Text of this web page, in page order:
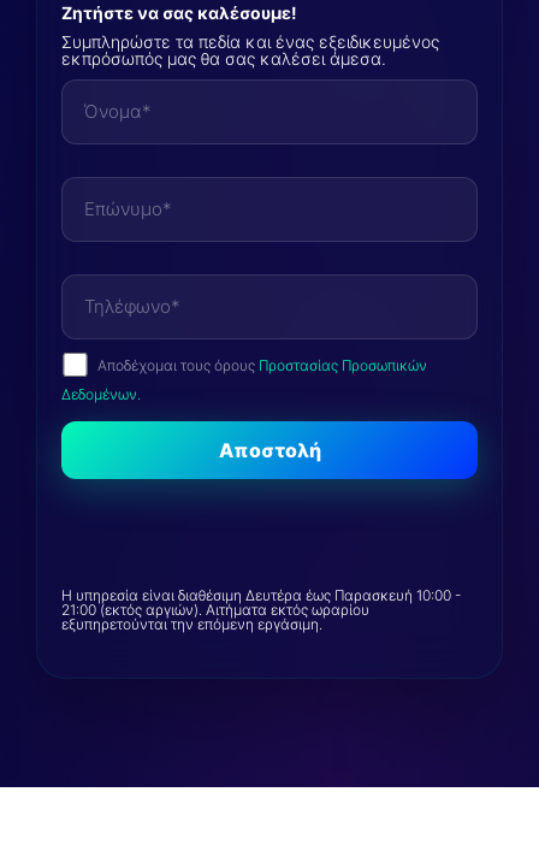
Ζητήστε να σας καλέσουμε!
Συμπληρώστε τα πεδία και ένας εξειδικευμένος
εκπρόσωπός μας θα σας καλέσει άμεσα.
Αποδέχομαι τους όρους Προστασίας Προσωπικών
Δεδομένων.
Η υπηρεσία είναι διαθέσιμη Δευτέρα έως Παρασκευή 10:00 -
21:00 (εκτός αργιών). Αιτήματα εκτός ωραρίου
εξυπηρετούνται την επόμενη εργάσιμη.